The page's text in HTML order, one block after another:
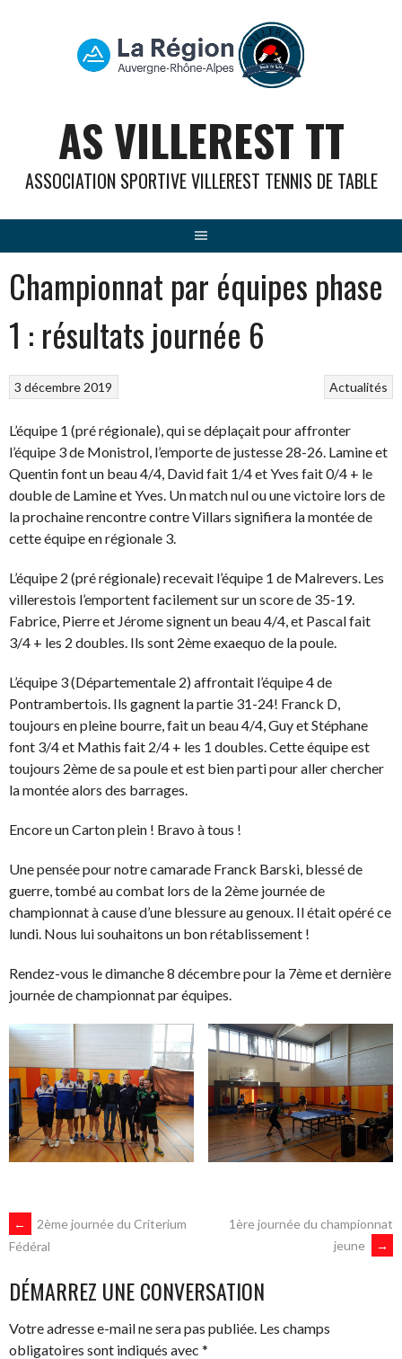
AS VILLEREST TT
ASSOCIATION SPORTIVE VILLEREST TENNIS DE TABLE
Championnat par équipes phase
1 : résultats journée 6
Actualités
3 décembre 2019
L’équipe 1 (pré régionale), qui se déplaçait pour affronter
l’équipe 3 de Monistrol, l’emporte de justesse 28-26. Lamine et
Quentin font un beau 4/4, David fait 1/4 et Yves fait 0/4 + le
double de Lamine et Yves. Un match nul ou une victoire lors de
la prochaine rencontre contre Villars signifiera la montée de
cette équipe en régionale 3.
L’équipe 2 (pré régionale) recevait l’équipe 1 de Malrevers. Les
villerestois l’emportent facilement sur un score de 35-19.
Fabrice, Pierre et Jérome signent un beau 4/4, et Pascal fait
3/4 + les 2 doubles. Ils sont 2ème exaequo de la poule.
L’équipe 3 (Départementale 2) affrontait l’équipe 4 de
Pontrambertois. Ils gagnent la partie 31-24! Franck D,
toujours en pleine bourre, fait un beau 4/4, Guy et Stéphane
font 3/4 et Mathis fait 2/4 + les 1 doubles. Cette équipe est
toujours 2ème de sa poule et est bien parti pour aller chercher
la montée alors des barrages.
Encore un Carton plein ! Bravo à tous !
Une pensée pour notre camarade Franck Barski, blessé de
guerre, tombé au combat lors de la 2ème journée de
championnat à cause d’une blessure au genoux. Il était opéré ce
lundi. Nous lui souhaitons un bon rétablissement !
Rendez-vous le dimanche 8 décembre pour la 7ème et dernière
journée de championnat par équipes.
NAVIGATION
DES
ARTICLES
←
2ème journée du Criterium
Fédéral
1ère journée du championnat
jeune
→
DÉMARREZ UNE CONVERSATION
Votre adresse e-mail ne sera pas publiée. Les champs
obligatoires sont indiqués avec *